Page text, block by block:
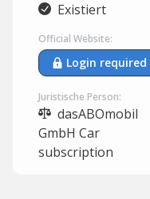
Existiert
Official Website:
Login required
Juristische Person:
dasABOmobil
GmbH Car
subscription